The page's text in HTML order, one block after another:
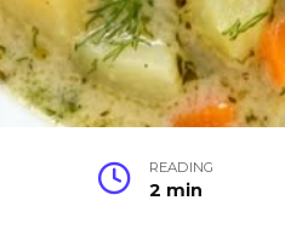
READING
2 min